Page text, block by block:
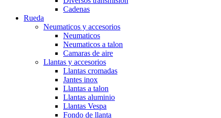
Cadenas
Rueda
Neumaticos y accesorios
Neumaticos
Neumaticos a talon
Camaras de aire
Llantas y accesorios
Llantas cromadas
Jantes inox
Llantas a talon
Llantas aluminio
Llantas Vespa
Fondo de llanta